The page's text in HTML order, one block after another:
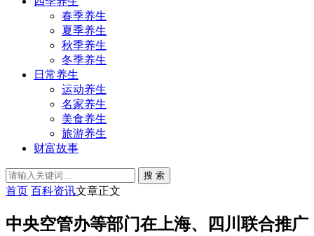
春季养生
夏季养生
秋季养生
冬季养生
日常养生
运动养生
名家养生
美食养生
旅游养生
财富故事
搜 索
首页 百科资讯文章正文
中央空管办等部门在上海、四川联合推广